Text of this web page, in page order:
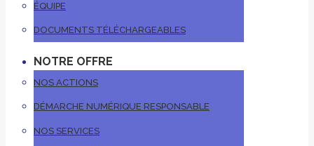
ÉQUIPE
DOCUMENTS TÉLÉCHARGEABLES
NOTRE OFFRE
NOS ACTIONS
DÉMARCHE NUMÉRIQUE RESPONSABLE
NOS SERVICES